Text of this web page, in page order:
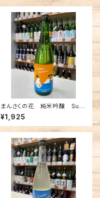
まんさくの花 純米吟醸 Sum
mer Snowman 720ml
¥1,925